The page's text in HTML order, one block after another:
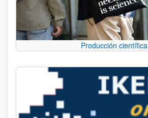
Producción científica